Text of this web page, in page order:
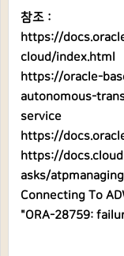
참조 :
https://
cloud/index.html
https://oracle-
autonomous-
service
https://
https://
asks/
Connecting To
"ORA-28759: